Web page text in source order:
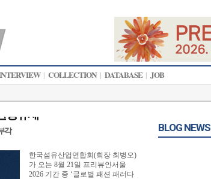
| COLLECTION | DATABASE | JOB
경규제
각
한국섬유산업연합회(회장 최병오)
가 오는 8월 21일 프리뷰인서울
2026 기간 중 ‘글로벌 패션 패러다
BLOG NEWS